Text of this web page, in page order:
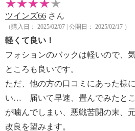
ツインズ66 さん
（購入日： 2025/02/07 | 公開日： 2025/02/17 ）
軽くて良い！
フォションのバックは軽いので、
ところも良いです。
ただ、他の方の口コミにあった様
い… 届いて早速、畳んでみたと
が噛んでしまい、悪戦苦闘の末、
改良を望みます。